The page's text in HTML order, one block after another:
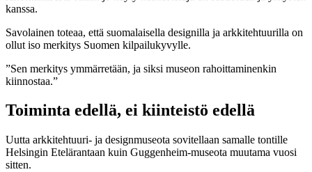
kanssa.
Savolainen toteaa, että suomalaisella designilla ja arkkitehtuurilla on
ollut iso merkitys Suomen kilpailukyvylle.
”Sen merkitys ymmärretään, ja siksi museon rahoittaminenkin
kiinnostaa.”
Toiminta edellä, ei kiinteistö edellä
Uutta arkkitehtuuri- ja designmuseota sovitellaan samalle tontille
Helsingin Etelärantaan kuin Guggenheim-museota muutama vuosi
sitten.